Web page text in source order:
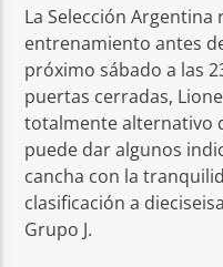
La Selección
entrenamiento antes
próximo sábado a las
puertas cerradas,
totalmente alternativo
puede dar algunos
cancha con la
clasificación a
Grupo J.